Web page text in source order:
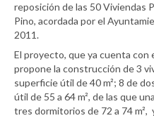
reposición de las 50 Viviendas
Pino, acordada por el
2011.
El proyecto, que ya cuenta
propone la construcción de 3
superficie útil de 40 m²; 8 de
útil de 55 a 64 m², de las que
tres dormitorios de 72 a 74